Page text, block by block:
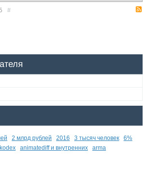
#
2 млрд рублей 2016 3 тысяч человек
6%
animatediff и внутренних arma